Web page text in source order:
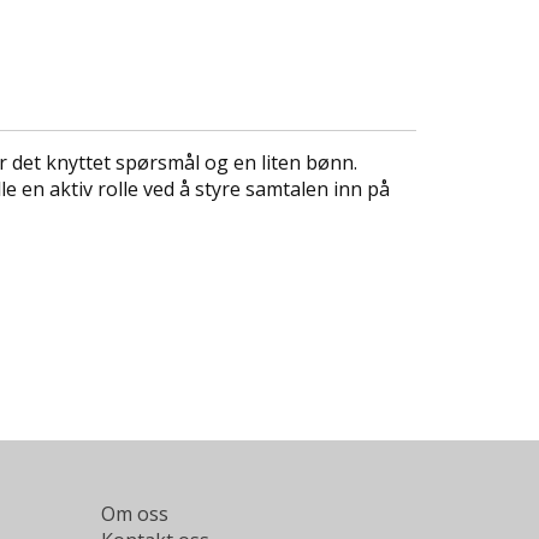
det knyttet spørsmål og en liten bønn.
en aktiv rolle ved å styre samtalen inn på
Om oss